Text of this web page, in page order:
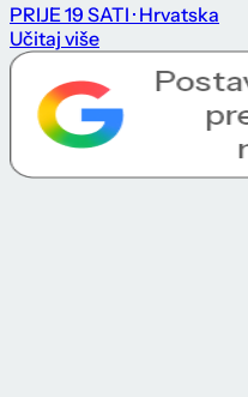
PRIJE 19 SATI · Hrvatska
Učitaj više